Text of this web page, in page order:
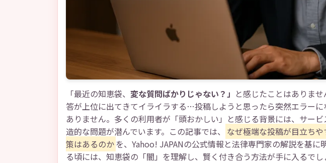
「最近の知恵袋、 変な質問ばかりじゃない？」 と感じたことはありま
答が上位に出てきてイライラする…投稿しようと思ったら突然エラー
ありません。多くの利用者が「頭おかしい」と感じる背景には、サー
造的な問題が潜んでいます。この記事では、
なぜ極端な投稿が目立ち
策はあるのか を、Yahoo! JAPANの公式情報と法律専門家の解説を基に
る頃には、知恵袋の「闇」を理解し、賢く付き合う方法が手に入るでし